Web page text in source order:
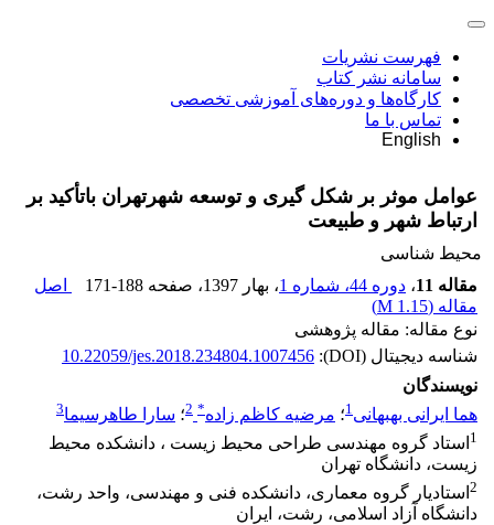
فهرست نشریات
سامانه نشر کتاب
کارگاه‌ها و دوره‌های آموزشی تخصصی
تماس با ما
English
عوامل موثر بر شکل گیری و توسعه شهرتهران باتأکید بر
ارتباط شهر و طبیعت
محیط شناسی
مقاله 11
، دوره 44، شماره 1 ، بهار 1397 ، صفحه 171-188
اصل
مقاله (1.15 M
)
نوع مقاله: مقاله پژوهشی
شناسه دیجیتال (DOI):
10.22059/jes.2018.234804.1007456
نویسندگان
هما ایرانی بهبهانی1؛ مرضیه کاظم زاده*
2؛ سارا طاهرسیما3
1 استاد گروه مهندسی طراحی محیط زیست ، دانشکده محیط
زیست، دانشگاه تهران
2 استادیار گروه معماری، دانشکده فنی و مهندسی، واحد رشت،
دانشگاه آزاد اسلامی، رشت، ایران